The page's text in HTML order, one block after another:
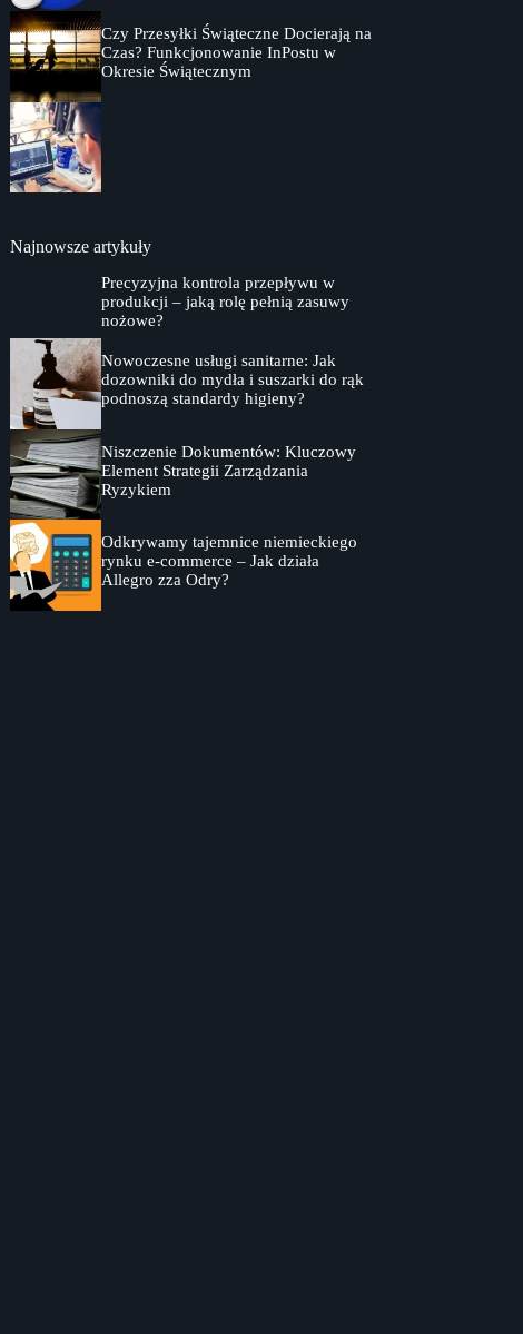
Czy Przesyłki Świąteczne Docierają na
Czas? Funkcjonowanie InPostu w
Okresie Świątecznym
Najnowsze artykuły
Precyzyjna kontrola przepływu w
produkcji – jaką rolę pełnią zasuwy
nożowe?
Nowoczesne usługi sanitarne: Jak
dozowniki do mydła i suszarki do rąk
podnoszą standardy higieny?
Niszczenie Dokumentów: Kluczowy
Element Strategii Zarządzania
Ryzykiem
Odkrywamy tajemnice niemieckiego
rynku e-commerce – Jak działa
Allegro zza Odry?